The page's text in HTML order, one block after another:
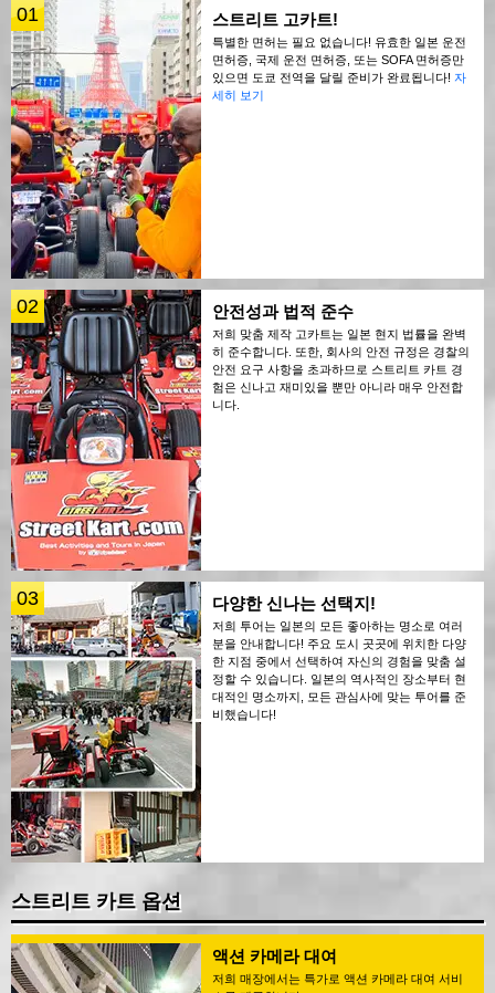
01 스트리트 고카트!
특별한 면허는 필요 없습니다! 유효한 일본 운전
면허증, 국제 운전 면허증, 또는 SOFA 면허증만
있으면 도쿄 전역을 달릴 준비가 완료됩니다! 자
세히 보기
02 안전성과 법적 준수
저희 맞춤 제작 고카트는 일본 현지 법률을 완벽
히 준수합니다. 또한, 회사의 안전 규정은 경찰의
안전 요구 사항을 초과하므로 스트리트 카트 경
험은 신나고 재미있을 뿐만 아니라 매우 안전합
니다.
03 다양한 신나는 선택지!
저희 투어는 일본의 모든 좋아하는 명소로 여러
분을 안내합니다! 주요 도시 곳곳에 위치한 다양
한 지점 중에서 선택하여 자신의 경험을 맞춤 설
정할 수 있습니다. 일본의 역사적인 장소부터 현
대적인 명소까지, 모든 관심사에 맞는 투어를 준
비했습니다!
스트리트 카트 옵션
액션 카메라 대여
저희 매장에서는 특가로 액션 카메라 대여 서비